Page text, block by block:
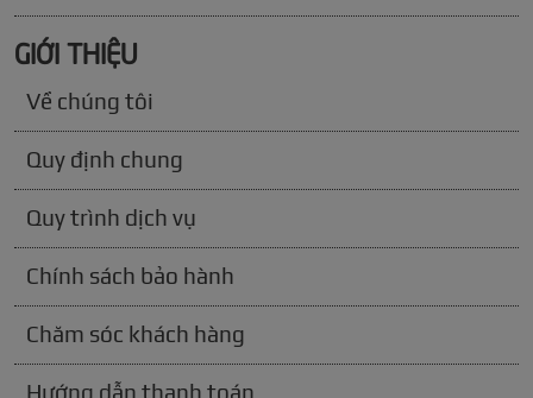
GIỚI THIỆU
Về chúng tôi
Quy định chung
Quy trình dịch vụ
Chính sách bảo hành
Chăm sóc khách hàng
Hướng dẫn thanh toán